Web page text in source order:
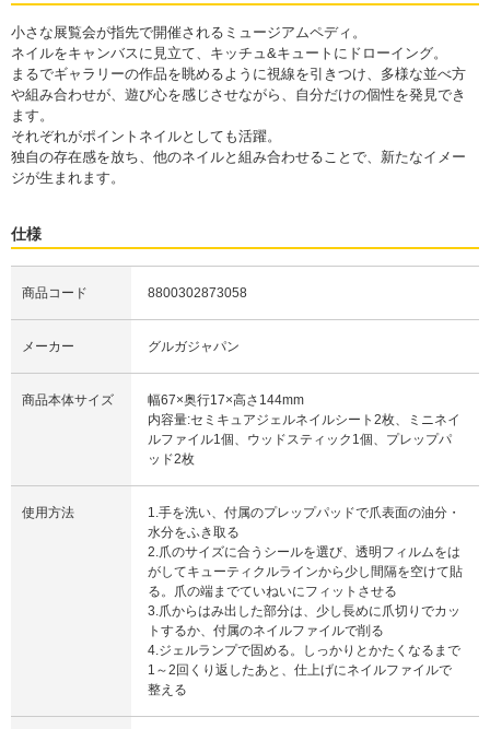
小さな展覧会が指先で開催されるミュージアムペディ。
ネイルをキャンバスに見立て、キッチュ&キュートにドローイング。
まるでギャラリーの作品を眺めるように視線を引きつけ、多様な並べ方
や組み合わせが、遊び心を感じさせながら、自分だけの個性を発見でき
ます。
それぞれがポイントネイルとしても活躍。
独自の存在感を放ち、他のネイルと組み合わせることで、新たなイメー
ジが生まれます。
仕様
商品コード 8800302873058
メーカー グルガジャパン
商品本体サイズ
幅67×奥行17×高さ144mm
内容量:セミキュアジェルネイルシート2枚、ミニネイ
ルファイル1個、ウッドスティック1個、プレップパ
ッド2枚
使用方法
1.手を洗い、付属のプレップパッドで爪表面の油分・
水分をふき取る
2.爪のサイズに合うシールを選び、透明フィルムをは
がしてキューティクルラインから少し間隔を空けて貼
る。爪の端までていねいにフィットさせる
3.爪からはみ出した部分は、少し長めに爪切りでカッ
トするか、付属のネイルファイルで削る
4.ジェルランプで固める。しっかりとかたくなるまで
1～2回くり返したあと、仕上げにネイルファイルで
整える